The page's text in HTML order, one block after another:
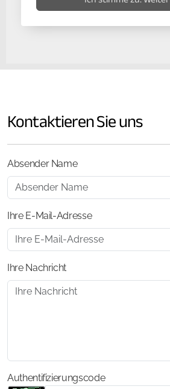
Kontaktieren Sie uns
Absender Name
Ihre E-Mail-Adresse
Ihre Nachricht
Authentifizierungscode